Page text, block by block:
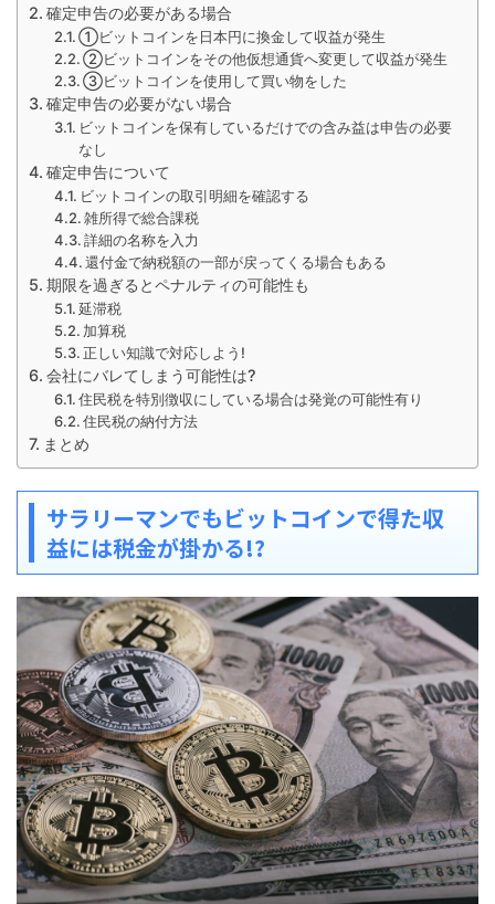
確定申告の必要がある場合
①ビットコインを日本円に換金して収益が発生
②ビットコインをその他仮想通貨へ変更して収益が発生
③ビットコインを使用して買い物をした
確定申告の必要がない場合
ビットコインを保有しているだけでの含み益は申告の必要
なし
確定申告について
ビットコインの取引明細を確認する
雑所得で総合課税
詳細の名称を入力
還付金で納税額の一部が戻ってくる場合もある
期限を過ぎるとペナルティの可能性も
延滞税
加算税
正しい知識で対応しよう!
会社にバレてしまう可能性は?
住民税を特別徴収にしている場合は発覚の可能性有り
住民税の納付方法
まとめ
サラリーマンでもビットコインで得た収
益には税金が掛かる!?